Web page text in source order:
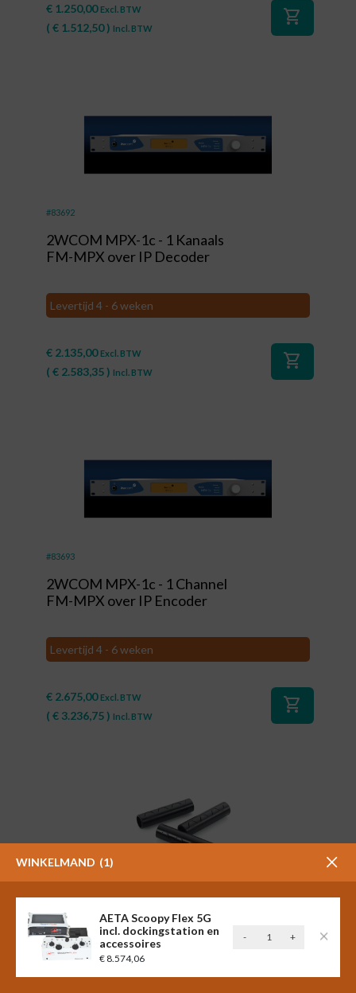
€ 1.250,00 Excl. BTW
( € 1.512,50) Incl. BTW
shopping_cart
#83692
2WCOM MPX-1c - 1 Kanaals
FM-MPX over IP Decoder
Levertijd 4 - 6 weken
€ 2.135,00 Excl. BTW
( € 2.583,35) Incl. BTW
shopping_cart
#83693
2WCOM MPX-1c - 1 Channel
FM-MPX over IP Encoder
Levertijd 4 - 6 weken
€ 2.675,00 Excl. BTW
( € 3.236,75) Incl. BTW
shopping_cart
#84078
Yellowtec m!ka plastic sleeve,
10 stuks (YT3247)
WINKELMAND 1
AETA Scoopy Flex 5G
incl. dockingstation en
accessoires
€ 8.574,06
-
AETA+